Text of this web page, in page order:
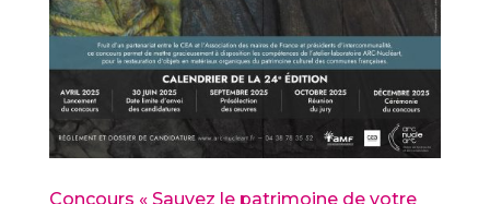
Concours « Sauvez le patrimoine de votre